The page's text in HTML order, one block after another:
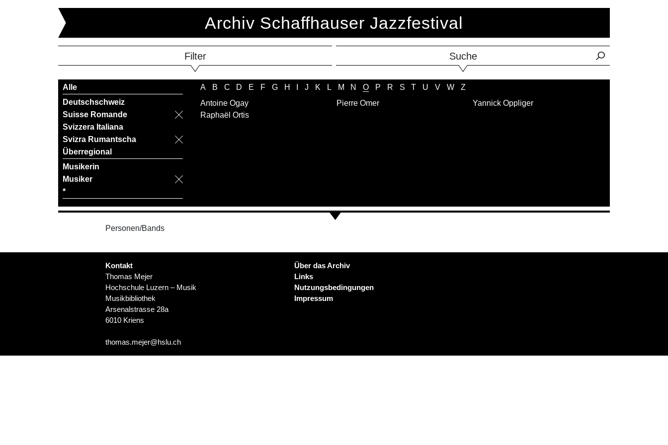
Archiv Schaffhauser Jazzfestival
Filter Suche
Alle
Deutschschweiz
Suisse Romande
Svizzera Italiana
Svizra Rumantscha
Überregional
Musikerin
Musiker
*
A B C D E F G H J K L M N O P R S T U V W
Z
Antoine Ogay
Pierre Omer
Yannick Oppliger
Raphaël Ortis
Personen/Bands
Kontakt
Thomas Mejer
Hochschule Luzern – Musik
Musikbibliothek
Arsenalstrasse 28a
6010 Kriens
thomas.mejer@hslu.ch
Über das Archiv
Links
Nutzungsbedingungen
Impressum